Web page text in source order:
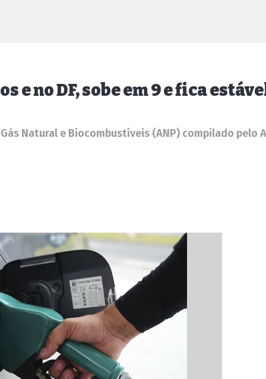
e no DF, sobe em 9 e fica
Natural e Biocombustíveis (ANP) compilado pelo